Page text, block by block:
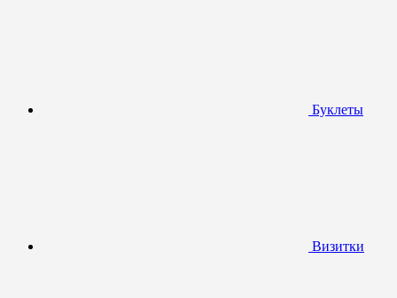
Буклеты
Визитки